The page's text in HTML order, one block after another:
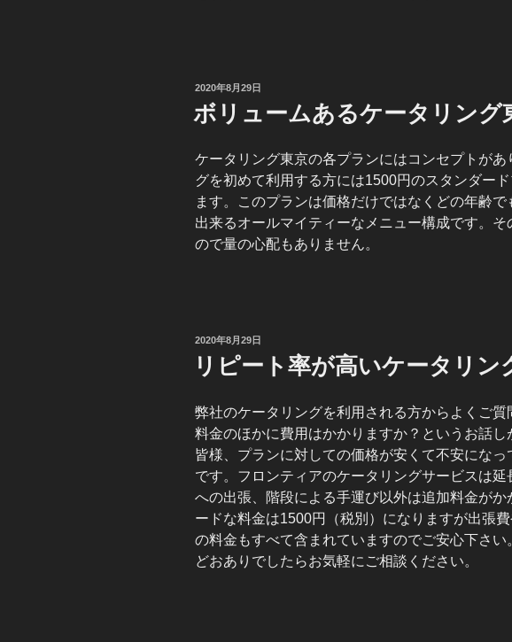
投
日:
2020年8月29日
ボリュームあるケータリング
ケータリング東京の各プランにはコンセプトがあ
グを初めて利用する方には1500円のスタンダー
ます。このプランは価格だけではなくどの年齢
出来るオールマイティーなメニュー構成です。そ
ので量の心配もありません。
投
日:
2020年8月29日
リピート率が高いケータリン
弊社のケータリングを利用される方からよくご質
料金のほかに費用はかかりますか？というお話し
皆様、プランに対しての価格が安くて不安にな
です。フロンティアのケータリングサービスは
への出張、階段による手運び以外は追加料金が
ードな料金は1500円（税別）になりますが出張
の料金もすべて含まれていますのでご安心下さい
どおありでしたらお気軽にご相談ください。